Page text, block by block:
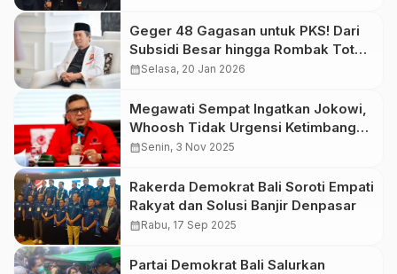
Geger 48 Gagasan untuk PKS! Dari
Subsidi Besar hingga Rombak Total
Demokrasi, Publik Terbelah
calendar_monthSelasa, 20 Jan 2026
Megawati Sempat Ingatkan Jokowi,
Whoosh Tidak Urgensi Ketimbang
Pangan dan Pupuk
calendar_monthSenin, 3 Nov 2025
Rakerda Demokrat Bali Soroti Empati
Rakyat dan Solusi Banjir Denpasar
calendar_monthRabu, 17 Sep 2025
Partai Demokrat Bali Salurkan